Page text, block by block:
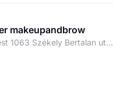
makeupandbrow
Budapest 1063 Székely Bertalan utca 10